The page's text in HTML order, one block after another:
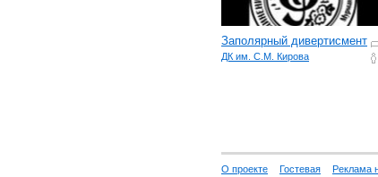
Заполярный дивертисмент
ДК им. С.М. Кирова
О проекте Гостевая Реклама